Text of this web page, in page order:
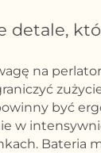
detale,
na
być
w
Bateria